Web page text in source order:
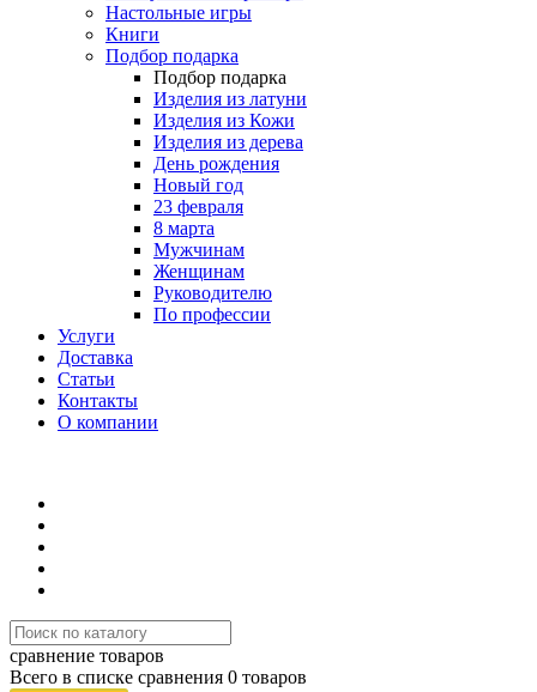
Настольные игры
Книги
Подбор подарка
Подбор подарка
Изделия из латуни
Изделия из Кожи
Изделия из дерева
День рождения
Новый год
23 февраля
8 марта
Мужчинам
Женщинам
Руководителю
По профессии
Услуги
Доставка
Статьи
Контакты
О компании
сравнение товаров
Всего в списке сравнения 0 товаров